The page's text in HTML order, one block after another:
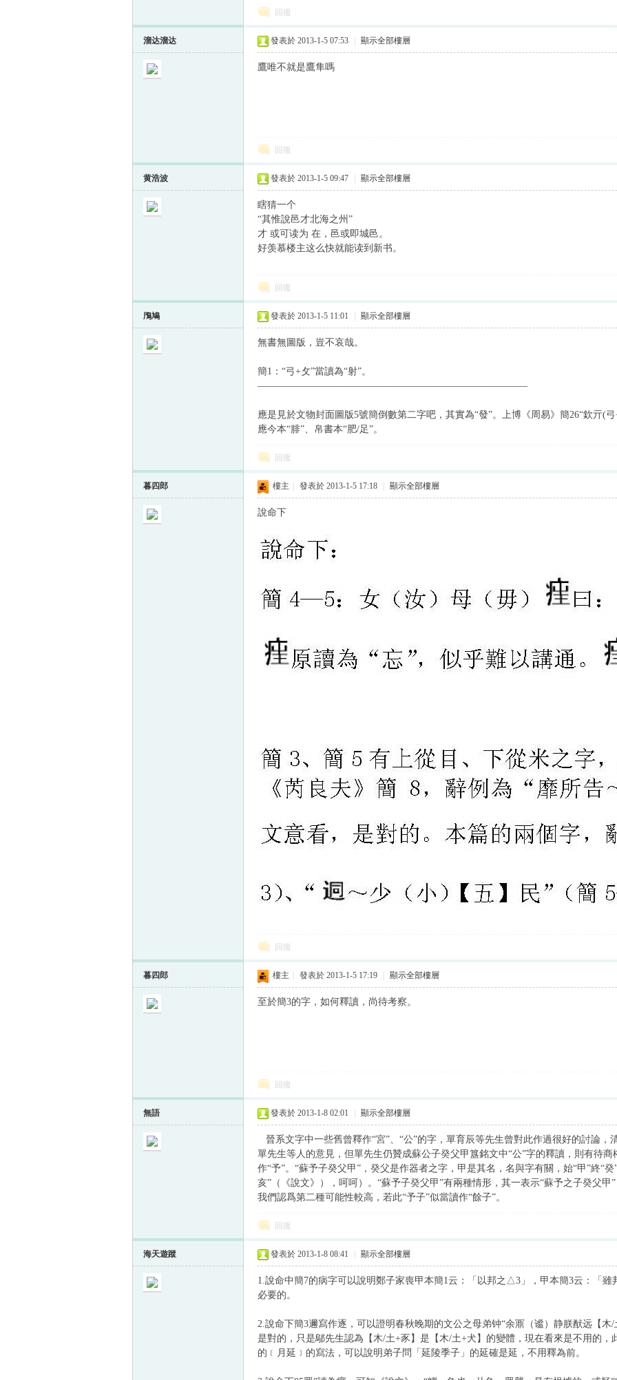
回復
溜达溜达 發表於 2013-1-5 07:53 顯示全部樓層
鷹唯不就是鷹隼嗎
回復
黄浩波 發表於 2013-1-5 09:47 顯示全部樓層
瞎猜一个
“其惟說邑才北海之州”
才 或可读为 在，邑或即城邑。
好羡慕楼主这么快就能读到新书。
回復
鳲鳩 發表於 2013-1-5 11:01 顯示全部樓層
無書無圖版，豈不哀哉。
簡1：“弓+攵”當讀為“射”。
————————————————————————————
應是見於文物封面圖版5號簡倒數第二字吧，其實為“發”。上博《周易》簡26“欽亓(
應今本“腓”、帛書本“肥/足”。
回復
暮四郎 樓主 發表於 2013-1-5 17:18 顯示全部樓層
說命下
回復
暮四郎 樓主 發表於 2013-1-5 17:19 顯示全部樓層
至於簡3的字，如何釋讀，尚待考察。
回復
無語 發表於 2013-1-8 02:01 顯示全部樓層
晉系文字中一些舊曾釋作“宮”、“公”的字，單育辰等先生曾對此作過很好的討論
單先生等人的意見，但單先生仍贊成蘇公子癸父甲簋銘文中“公”字的釋讀，則有待
作“予”。“蘇予子癸父甲”，癸父是作器者之字，甲是其名，名與字有關，始“甲”終“
亥”（《說文》），呵呵）。“蘇予子癸父甲”有兩種情形，其一表示“蘇予之子癸父甲
我們認爲第二種可能性較高，若此“予子”似當讀作“餘子”。
回復
海天遊蹤 發表於 2013-1-8 08:41 顯示全部樓層
1.說命中簡7的病字可以說明鄭子家喪甲本簡1云：「以邦之△3」，甲本簡3云：「
必要的。
2.說命下簡3邇寫作逐，可以證明春秋晚期的文公之母弟钟“余鼏（谧）静朕猷远【木
是對的，只是鄔先生認為【木/土+豕】是【木/土+犬】的變體，現在看來是不用的，
的﹝月延﹞的寫法，可以說明弟子問「延陵季子」的延確是延，不用釋為前。